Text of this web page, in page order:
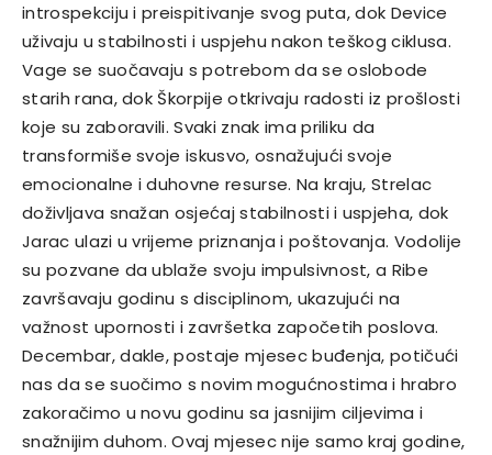
introspekciju i preispitivanje svog puta, dok Device
uživaju u stabilnosti i uspjehu nakon teškog ciklusa.
Vage se suočavaju s potrebom da se oslobode
starih rana, dok Škorpije otkrivaju radosti iz prošlosti
koje su zaboravili. Svaki znak ima priliku da
transformiše svoje iskusvo, osnažujući svoje
emocionalne i duhovne resurse. Na kraju, Strelac
doživljava snažan osjećaj stabilnosti i uspjeha, dok
Jarac ulazi u vrijeme priznanja i poštovanja. Vodolije
su pozvane da ublaže svoju impulsivnost, a Ribe
završavaju godinu s disciplinom, ukazujući na
važnost upornosti i završetka započetih poslova.
Decembar, dakle, postaje mjesec buđenja, potičući
nas da se suočimo s novim mogućnostima i hrabro
zakoračimo u novu godinu sa jasnijim ciljevima i
snažnijim duhom. Ovaj mjesec nije samo kraj godine,